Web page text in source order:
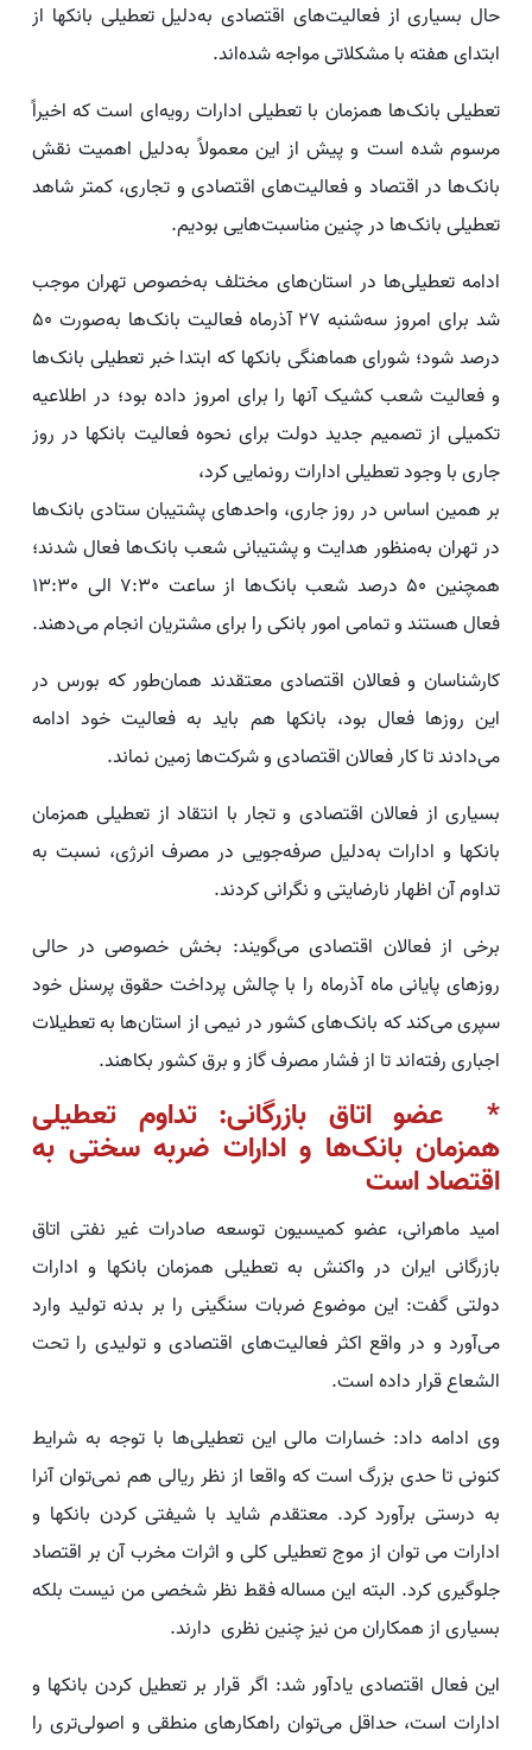
حال بسیاری از فعالیت‌های اقتصادی به‌دلیل تعطیلی بانکها از
ابتدای هفته با مشکلاتی مواجه شده‌اند.
تعطیلی بانک‌ها همزمان با تعطیلی ادارات رویه‌ای است که اخیراً
مرسوم شده است و پیش از این معمولاً به‌دلیل اهمیت نقش
بانک‌ها در اقتصاد و فعالیت‌های اقتصادی و تجاری، کمتر شاهد
تعطیلی بانک‌ها در چنین مناسبت‌هایی بودیم.
ادامه تعطیلی‌ها در استان‌های مختلف به‌خصوص تهران موجب
شد برای امروز سه‌شنبه 27 آذرماه فعالیت بانک‌ها به‌صورت 50
درصد شود؛ شورای هماهنگی بانکها که ابتدا خبر تعطیلی بانک‌ها
و فعالیت شعب کشیک آنها را برای امروز داده بود؛ در اطلاعیه
تکمیلی از تصمیم جدید دولت برای نحوه فعالیت بانکها در روز
جاری با وجود تعطیلی ادارات رونمایی کرد،
بر همین اساس در روز جاری، واحدهای پشتیبان ستادی بانک‌ها
در تهران به‌منظور هدایت و پشتیبانی شعب بانک‌ها فعال شدند؛
همچنین 50 درصد شعب بانک‌ها از ساعت 7:30 الی 13:30
فعال هستند و تمامی امور بانکی را برای مشتریان انجام می‌دهند.
کارشناسان و فعالان اقتصادی معتقدند همان‌طور که بورس در
این روزها فعال بود، بانکها هم باید به فعالیت خود ادامه
می‌دادند تا کار فعالان اقتصادی و شرکت‌ها زمین نماند.
بسیاری از فعالان اقتصادی و تجار با انتقاد از تعطیلی همزمان
بانکها و ادارات به‌دلیل صرفه‌جویی در مصرف انرژی، نسبت به
تداوم آن اظهار نارضایتی و نگرانی کردند.
برخی از فعالان اقتصادی می‌گویند: بخش خصوصی در حالی
روزهای پایانی ماه آذرماه را با چالش پرداخت حقوق پرسنل خود
سپری می‌کند که بانک‌های کشور در نیمی از استان‌ها به تعطیلات
اجباری رفته‌اند تا از فشار مصرف گاز و برق کشور بکاهند.
* عضو اتاق بازرگانی: تداوم تعطیلی
همزمان بانک‌ها و ادارات ضربه سختی به
اقتصاد است
امید ماهرانی، عضو کمیسیون توسعه صادرات غیر نفتی اتاق
بازرگانی ایران در واکنش به تعطیلی همزمان بانکها و ادارات
دولتی گفت: این موضوع ضربات سنگینی را بر بدنه تولید وارد
می‌آورد و در واقع اکثر فعالیت‌های اقتصادی و تولیدی را تحت
الشعاع قرار داده است.
وی ادامه داد: خسارات مالی این تعطیلی‌ها با توجه به شرایط
کنونی تا حدی بزرگ است که واقعا از نظر ریالی هم نمی‌توان آنرا
به درستی برآورد کرد. معتقدم شاید با شیفتی کردن بانکها و
ادارات می توان از موج تعطیلی کلی و اثرات مخرب آن بر اقتصاد
جلوگیری کرد. البته این مساله فقط نظر شخصی من نیست بلکه
بسیاری از همکاران من نیز چنین نظری دارند.
این فعال اقتصادی یادآور شد: اگر قرار بر تعطیل کردن بانکها و
ادارات است، حداقل می‌توان راهکارهای منطقی و اصولی‌تری را